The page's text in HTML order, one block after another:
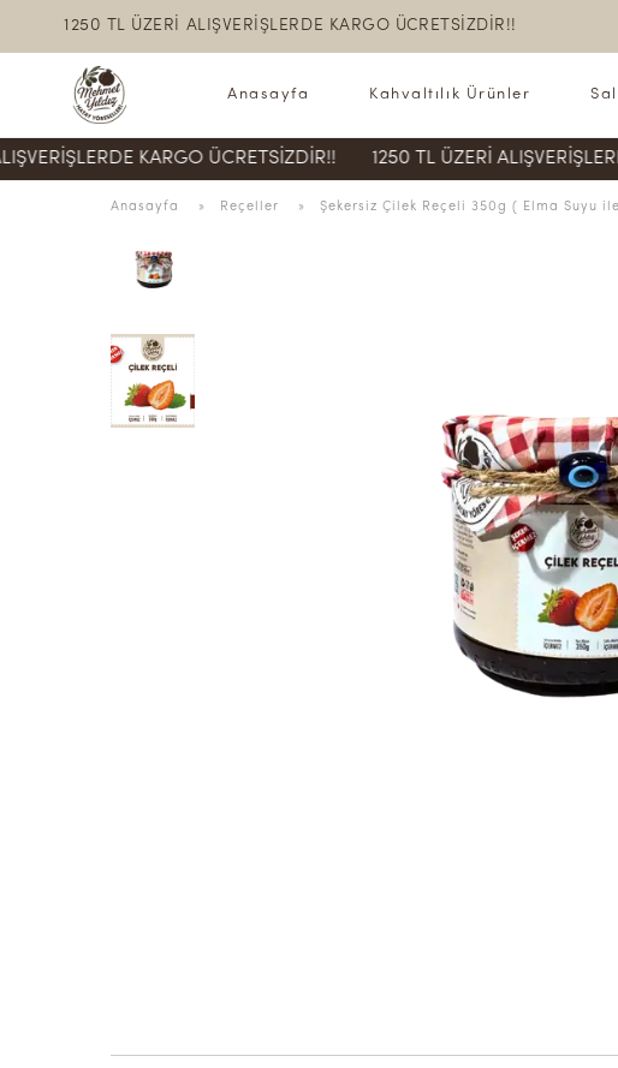
1250 TL ÜZERİ ALIŞVERİŞLERDE KARGO ÜCRETSİZDİR!!
Anasayfa Kahvaltılık Ürünler
KARGO ÜCRETSİZDİR!! 1250 TL ÜZERİ ALIŞVERİŞLERDE
Anasayfa » Reçeller » Şekersiz Çilek Reçeli 350g ( Elma Suyu